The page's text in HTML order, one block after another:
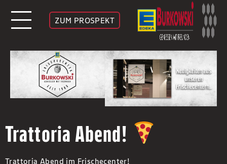
ZUM PROSPEKT
Trattoria Abend!
Trattoria Abend im Frischecenter!